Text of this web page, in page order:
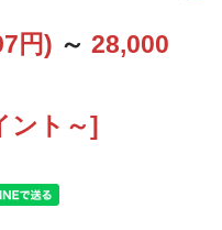
円) ～ 28,000
ト～]